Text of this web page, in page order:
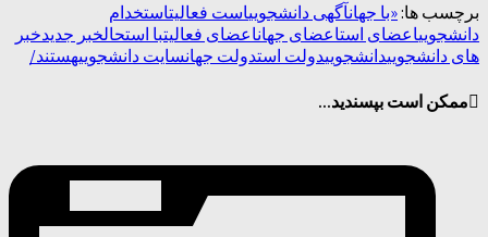
برچسب ها:«با جهانآگهی دانشجوییاست فعالیتاستخدام
دانشجوییاعضای استاعضای جهاناعضای فعالیتبا استحالخبر جدیدخبر
های دانشجوییدانشجوییدولت استدولت جهانسایت دانشجوییهستند/
ممکن است بپسندید...